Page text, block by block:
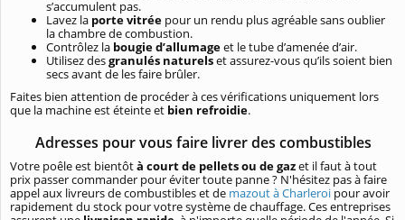
s’accumulent pas.
Lavez la porte vitrée pour un rendu plus agréable sans oublier
la chambre de combustion.
Contrôlez la bougie d’allumageet le tube d’amenée d’air.
Utilisez desgranulés naturelset assurez-vous qu’ils soient bien
secs avant de les faire brûler.
Faites bien attention de procéder à ces vérifications uniquement lors
que la machine est éteinte et bien refroidie.
Adresses pour vous faire livrer des combustibles
Votre poêle est bientôtà court de pellets ou de gazet il faut à tout
prix passer commander pour éviter toute panne ? N'hésitez pas à faire
appel aux livreurs de combustibles et de mazout à Charleroi pour avoir
rapidement du stock pour votre système de chauffage. Ces entreprises